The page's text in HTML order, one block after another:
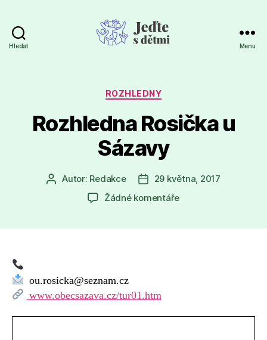
Hledat Menu
Rubriky
ROZHLEDNY
Rozhledna Rosička u
Sázavy
Autor
příspěvku
Autor: Redakce
Datum
příspěvku
29 května, 2017
Žádné komentářeu
ou.rosicka@seznam.cz
www.obecsazava.cz/tur01.htm